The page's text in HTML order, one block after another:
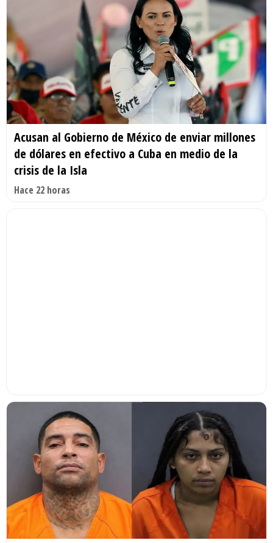
Acusan al Gobierno de México de enviar millones
de dólares en efectivo a Cuba en medio de la
crisis de la Isla
Hace 22 horas